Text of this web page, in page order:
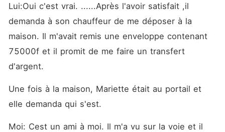
Lui:Oui c'est vrai. ......Après l'avoir satisfait ,il
demanda à son chauffeur de me déposer à la
maison. Il m'avait remis une enveloppe contenant
75000f et il promit de me faire un transfert
d'argent.
Une fois à la maison, Mariette était au portail et
elle demanda qui s'est.
Moi: Cest un ami à moi. Il m'a vu sur la voie et il